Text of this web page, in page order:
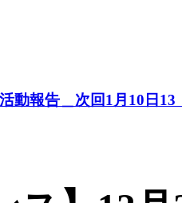
動報告＿次回1月10日